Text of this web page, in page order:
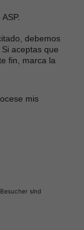
debemos
aceptas que
fin, marca la
mis
sind